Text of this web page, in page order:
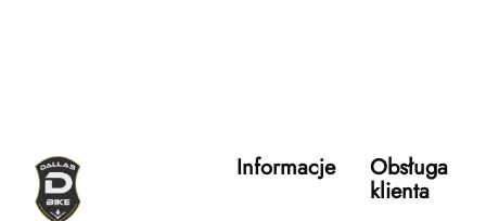
Informacje Obsługa
klienta